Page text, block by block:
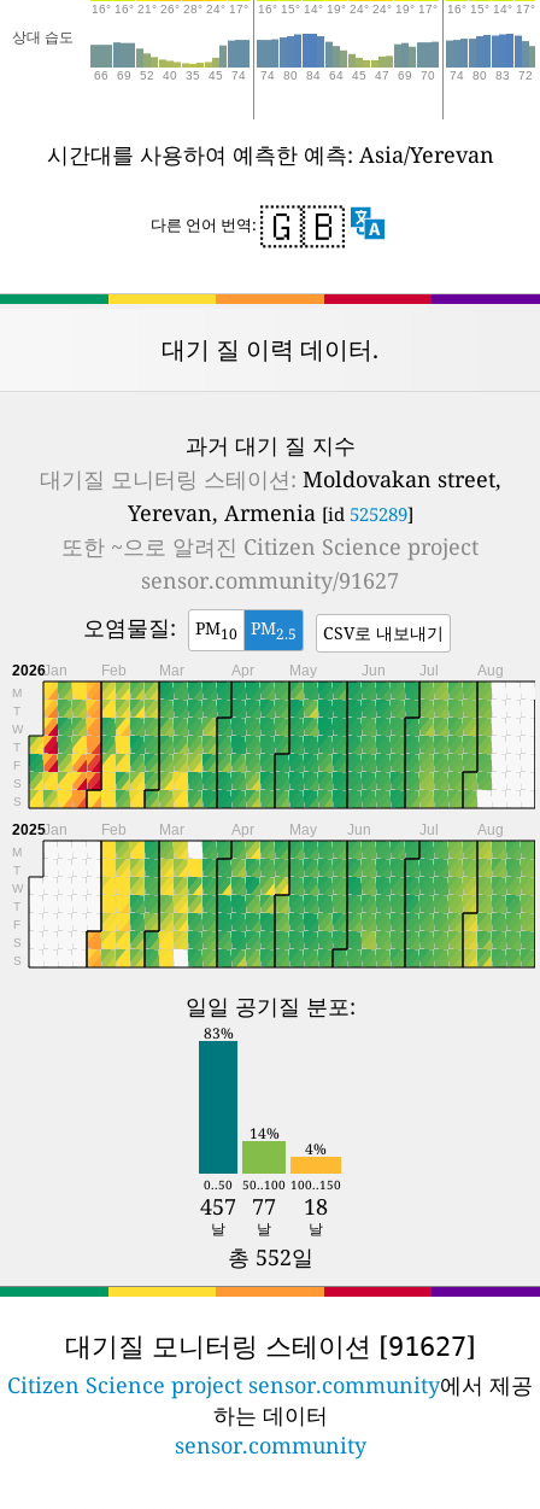
16° 16° 21° 26° 28° 24° 17° 16° 15° 14° 19° 24° 24° 19° 17° 16° 15° 14° 17°
상대 습도
66 69 52 40 35 45 74 74 80 84 64 45 47 69 70 74 80 83 72
시간대를 사용하여 예측한 예측: Asia/Yerevan
다른 언어 번역: 🇬🇧
대기 질 이력 데이터.
과거 대기 질 지수
대기질 모니터링 스테이션: Moldovakan street,
Yerevan, Armenia [id 525289]
또한 ~으로 알려진 Citizen Science project
sensor.community/91627
오염물질:
PM10 PM2.5 CSV로 내보내기
2026
M
T
W
T
F
S
S
Jan Feb Mar Apr May Jun Jul Aug
2025
M
T
W
T
F
S
S
Jan Feb Mar Apr May Jun Jul Aug
일일 공기질 분포:
83%
14%
4%
0..50 50..100 100..150
457 77 18
날 날 날
총 552일
대기질 모니터링 스테이션 [91627]
Citizen Science project sensor.community에서 제공
하는 데이터
sensor.community